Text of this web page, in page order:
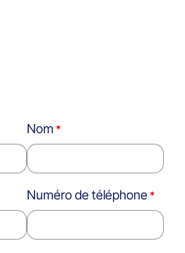
Nom
Numéro de téléphone